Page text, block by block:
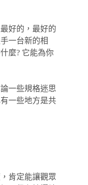
好的，最好的
一台新的相
麼? 它能為你
一些規格迷思
一些地方是共
肯定能讓觀眾